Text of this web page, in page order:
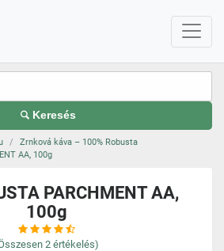
Keresés
Zrnková káva – 100% Robusta
AA, 100g
PARCHMENT AA,
100g
2 értékelés)